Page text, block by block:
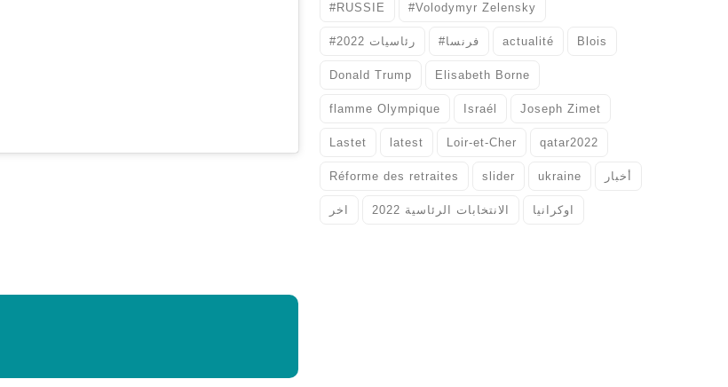
#RUSSIE #Volodymyr Zelensky
#رئاسيات 2022 #فرنسا actualité Blois
Donald Trump Elisabeth Borne
flamme Olympique Israél Joseph Zimet
Lastet latest Loir-et-Cher qatar2022
Réforme des retraites slider ukraine أخبار
اخر الانتخابات الرئاسية 2022 اوكرانيا